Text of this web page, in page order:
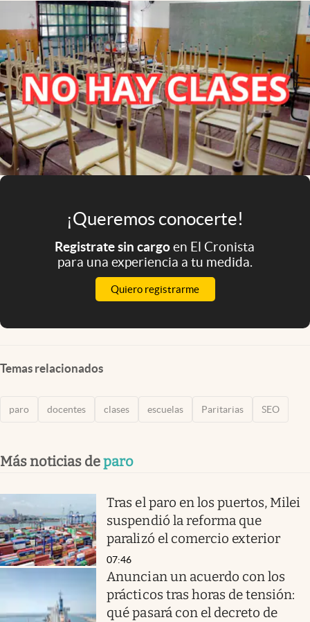
Mundial 2026
Eventos Corporativos
El Cronista Studio
Mediakit
abre en nueva pestaña
Argentina
¡Queremos conocerte!
Registrate sin cargoen El Cronista
para una experiencia a tu medida.
Quiero registrarme
Temas relacionados
paro docentes clases escuelas Paritarias SEO
Más noticias deparo
Tras el paro en los puertos, Milei
suspendió la reforma que
paralizó el comercio exterior
07:46
Anuncian un acuerdo con los
prácticos tras horas de tensión:
qué pasará con el decreto de